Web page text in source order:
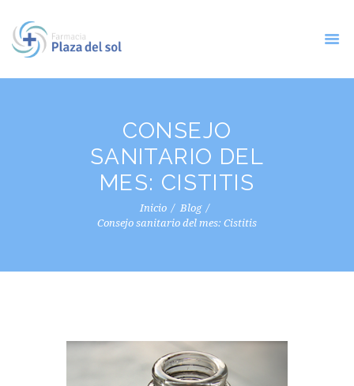
CONSEJO
SANITARIO DEL
MES: CISTITIS
Inicio
Blog
Consejo sanitario del mes: Cistitis